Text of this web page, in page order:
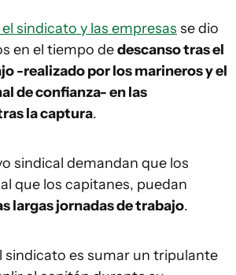
sindicato y las empresas se dio
en el tiempo dedescanso tras el
-realizado por los marineros y el
de confianza- en las
la captura.
sindical demandan que los
que los capitanes, puedan
largas jornadas de trabajo.
sindicato es sumar un tripulante